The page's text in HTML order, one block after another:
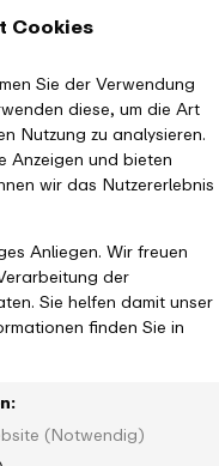
Cookies
Sie der Verwendung
diese, um die Art
Nutzung zu analysieren.
Anzeigen und bieten
wir das Nutzererlebnis
Anliegen. Wir freuen
der
Sie helfen damit unser
finden Sie in
(Notwendig)
Baustellen im
Leichte